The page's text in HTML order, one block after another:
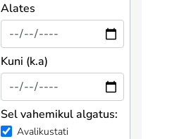
Alates
Kuni (k.a)
Sel vahemikul algatus:
Avalikustati